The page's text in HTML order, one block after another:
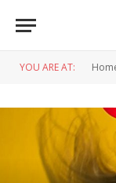
YOU ARE AT: